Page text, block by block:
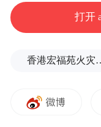
智车派注意到
看，上榜车企
张期，需要大
打开
香港宏福苑火灾跨部